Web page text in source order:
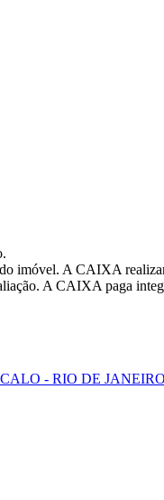
imóvel. A CAIXA
A CAIXA paga
- RIO DE